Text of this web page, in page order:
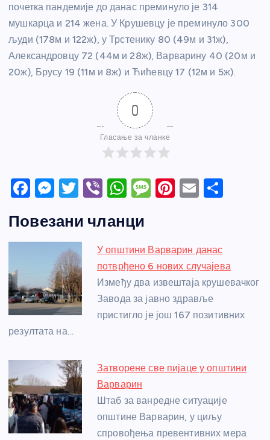
почетка пандемије до данас преминуло је 314
мушкарца и 214 жена. У Крушевцу је преминуло 300
људи (178м и 122ж), у Трстенику 80 (49м и 31ж),
Александровцу 72 (44м и 28ж), Варварину 40 (20м и
20ж), Брусу 19 (11м и 8ж) и Ћићевцу 17 (12м и 5ж).
0
Гласање за чланке
F
c
e
o
o
k
M
ss
e
n
g
er
T
itt
er
Vi
er
W
at
s
A
p
p
M
a
g
e
Pi
e
st
E
Повезани чланци
У општини Варварин данас
потврђено 6 нових случајева
Између два извештаја крушевачког
Завода за јавно здравље
пристигло је још 167 позитивних
резултата на…
Затворене све пијаце у општини
Варварин
Штаб за ванредне ситуације
општине Варварин, у циљу
спровођења превентивних мера